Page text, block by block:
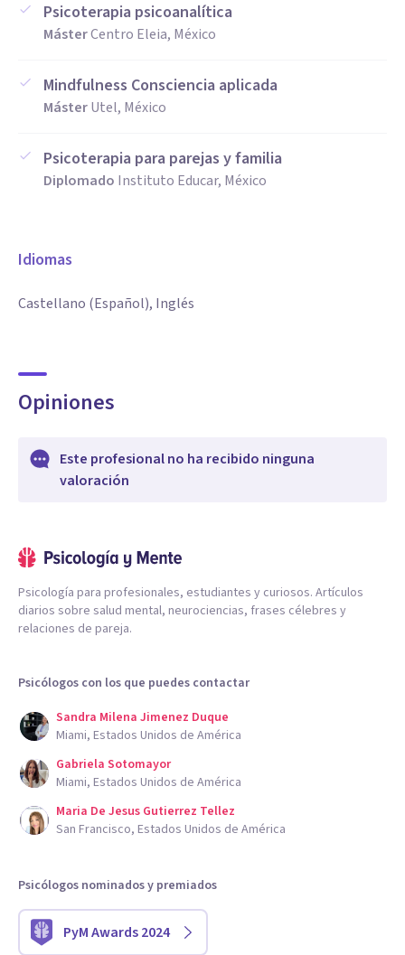
Psicoterapia psicoanalítica
MásterCentro Eleia, México
Mindfulness Consciencia aplicada
MásterUtel, México
Psicoterapia para parejas y familia
Diplomado Instituto Educar, México
Idiomas
Castellano (Español), Inglés
Opiniones
Este profesional no ha recibido ninguna
valoración
Psicología para profesionales, estudiantes y curiosos. Artículos
diarios sobre salud mental, neurociencias, frases célebres y
relaciones de pareja.
Psicólogos con los que puedes contactar
Sandra Milena Jimenez Duque
Miami, Estados Unidos de América
Gabriela Sotomayor
Miami, Estados Unidos de América
Maria De Jesus Gutierrez Tellez
San Francisco, Estados Unidos de América
Psicólogos nominados y premiados
PyM Awards 2024